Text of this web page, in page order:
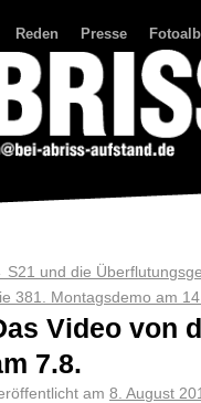
Reden Presse
S21 und die
381. Montagsdemo am
Video von
7.8.
am 8. August